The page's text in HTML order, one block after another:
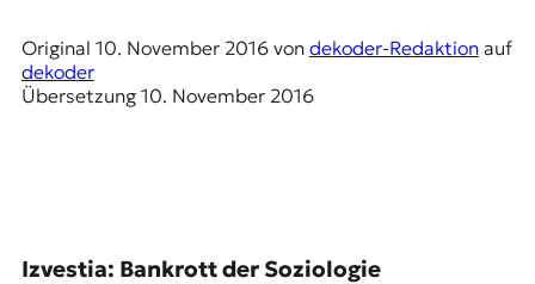
E
R
Original 10. November 2016von dekoder-Redaktionauf
dekoder
Übersetzung 10. November 2016
Izvestia: Bankrott der Soziologie